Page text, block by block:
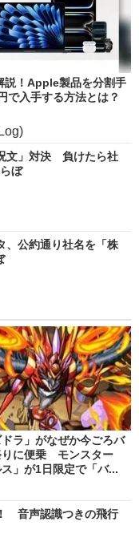
説！Apple製品を分割手
で入手する方法とは？
文」対決 負けたら社
ぼ
、公約通り社名を「株
ドラ」がなぜか今ごろバ
りに便乗 モンスター
ス」が1日限定で「バ...
音声認識つきの飛行